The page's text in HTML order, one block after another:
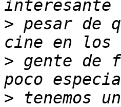
> pesar de
> gente de
> tenemos